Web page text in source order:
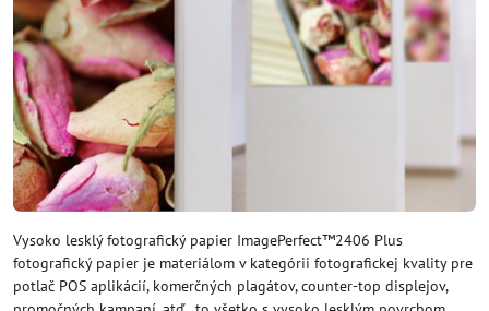
Vysoko lesklý fotografický papier ImagePerfect™2406 Plus
fotografický papier je materiálom v kategórii fotografickej kvality pre
potlač POS aplikácií, komerčných plagátov, counter-top displejov,